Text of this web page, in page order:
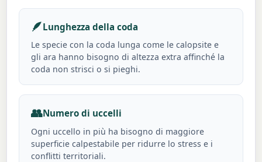
🪶Lunghezza della coda
Le specie con la coda lunga come le calopsite e
gli ara hanno bisogno di altezza extra affinché la
coda non strisci o si pieghi.
👥Numero di uccelli
Ogni uccello in più ha bisogno di maggiore
superficie calpestabile per ridurre lo stress e i
conflitti territoriali.